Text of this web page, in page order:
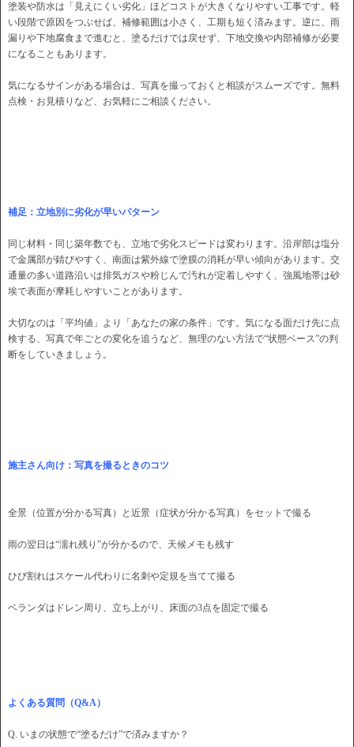
塗装や防水は「見えにくい劣化」ほどコストが大きくなりやすい工事です。軽
い段階で原因をつぶせば、補修範囲は小さく、工期も短く済みます。逆に、雨
漏りや下地腐食まで進むと、塗るだけでは戻せず、下地交換や内部補修が必要
になることもあります。
気になるサインがある場合は、写真を撮っておくと相談がスムーズです。無料
点検・お見積りなど、お気軽にご相談ください。
補足：立地別に劣化が早いパターン
同じ材料・同じ築年数でも、立地で劣化スピードは変わります。沿岸部は塩分
で金属部が錆びやすく、南面は紫外線で塗膜の消耗が早い傾向があります。交
通量の多い道路沿いは排気ガスや粉じんで汚れが定着しやすく、強風地帯は砂
埃で表面が摩耗しやすいことがあります。
大切なのは「平均値」より「あなたの家の条件」です。気になる面だけ先に点
検する、写真で年ごとの変化を追うなど、無理のない方法で“状態ベース”の判
断をしていきましょう。
施主さん向け：写真を撮るときのコツ
全景（位置が分かる写真）と近景（症状が分かる写真）をセットで撮る
雨の翌日は“濡れ残り”が分かるので、天候メモも残す
ひび割れはスケール代わりに名刺や定規を当てて撮る
ベランダはドレン周り、立ち上がり、床面の3点を固定で撮る
よくある質問（Q&A）
Q. いまの状態で“塗るだけ”で済みますか？